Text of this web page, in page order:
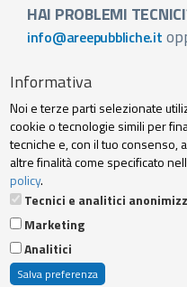
HAI PROBLEMI
info@areepubbliche.it
Visita la pagina
Footer
menu
Web agency
Termini Servizio
© 2019 Archibuzz Srl - Tutti i diritti
N.REA: TO-1155316 | Capitale
|www.archibuzz.com
Informativa
Noi e terze parti selezionate
cookie o tecnologie simili per
tecniche e, con il tuo consenso,
altre finalità come specificato
policy.
Tecnici e analitici
Marketing
Analitici
Salva preferenza